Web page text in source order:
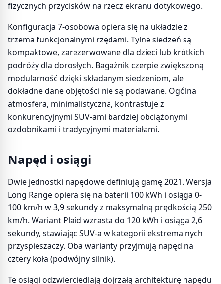
fizycznych przycisków na rzecz ekranu dotykowego.
Konfiguracja 7-osobowa opiera się na układzie z
trzema funkcjonalnymi rzędami. Tylne siedzeń są
kompaktowe, zarezerwowane dla dzieci lub krótkich
podróży dla dorosłych. Bagażnik czerpie zwiększoną
modularność dzięki składanym siedzeniom, ale
dokładne dane objętości nie są podawane. Ogólna
atmosfera, minimalistyczna, kontrastuje z
konkurencyjnymi SUV-ami bardziej obciążonymi
ozdobnikami i tradycyjnymi materiałami.
Napęd i osiągi
Dwie jednostki napędowe definiują gamę 2021. Wersja
Long Range opiera się na baterii 100 kWh i osiąga 0-
100 km/h w 3,9 sekundy z maksymalną prędkością 250
km/h. Wariant Plaid wzrasta do 120 kWh i osiąga 2,6
sekundy, stawiając SUV-a w kategorii ekstremalnych
przyspieszaczy. Oba warianty przyjmują napęd na
cztery koła (podwójny silnik).
Te osiągi odzwierciedlają dojrzałą architekturę napędu